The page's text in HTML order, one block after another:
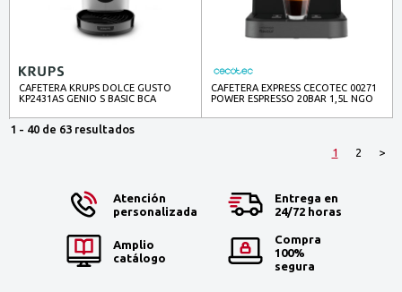
CAFETERA KRUPS DOLCE GUSTO
KP2431AS GENIO S BASIC BCA
CAFETERA EXPRESS CECOTEC 00271
POWER ESPRESSO 20BAR 1,5L NGO
1 - 40 de 63 resultados
1
2 >
Atención
personalizada
Entrega en
24/72 horas
Amplio
catálogo
Compra
100%
segura